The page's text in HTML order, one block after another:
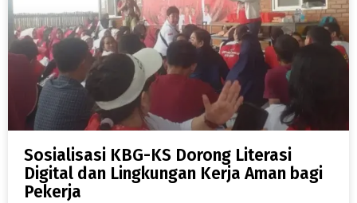
Sosialisasi KBG-KS Dorong Literasi
Digital dan Lingkungan Kerja Aman bagi
Pekerja